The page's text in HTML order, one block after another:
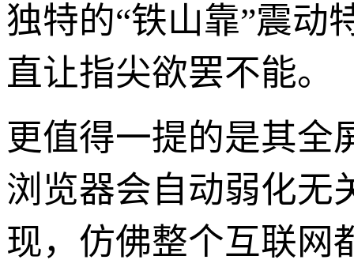
独特的“铁山靠”震动
直让指尖欲罢不能。
更值得一提的是其全
浏览器会自动弱化无
现，仿佛整个互联网